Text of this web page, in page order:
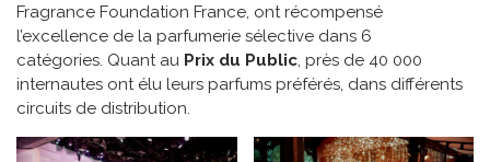
Fragrance Foundation France, ont récompensé
l’excellence de la parfumerie sélective dans 6
catégories. Quant au Prix du Public, près de 40 000
internautes ont élu leurs parfums préférés, dans différents
circuits de distribution.